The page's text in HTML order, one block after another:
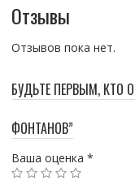
Отзывы
Отзывов пока нет.
БУДЬТЕ ПЕРВЫМ, КТО
ФОНТАНОВ”
Ваша оценка *